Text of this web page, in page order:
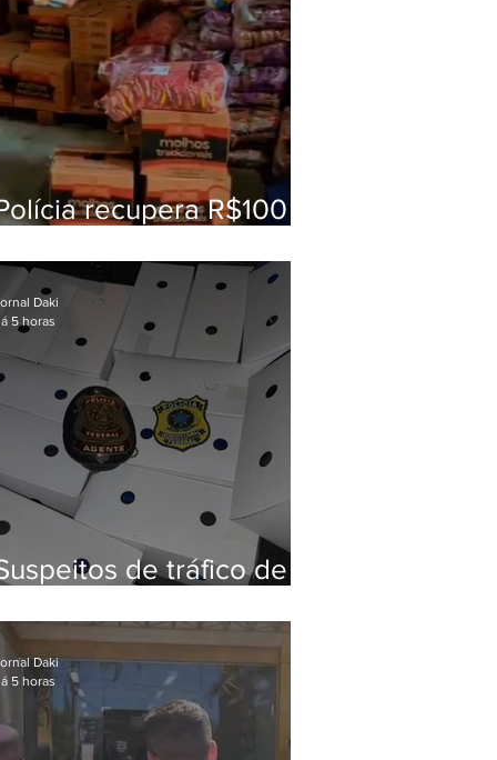
recupera R$100
Fluminense
de tráfico de
com 50 aves
Daki
5 horas
Daki
5 horas